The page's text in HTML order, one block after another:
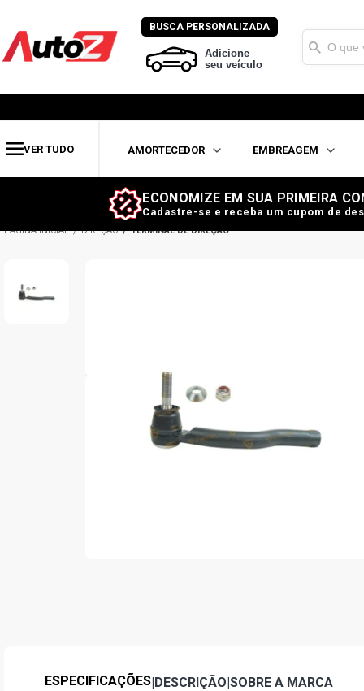
BUSCA PERSONALIZADA
Adicione
seu veículo
VER TUDO AMORTECEDOR EMBREAGEM
ECONOMIZE EM SUA PRIMEIRA
Cadastre-se e receba um cupom de
DIREÇÃO TERMINAL DE DIREÇÃO
ESPECIFICAÇÕES|DESCRIÇÃO|SOBRE A MARCA